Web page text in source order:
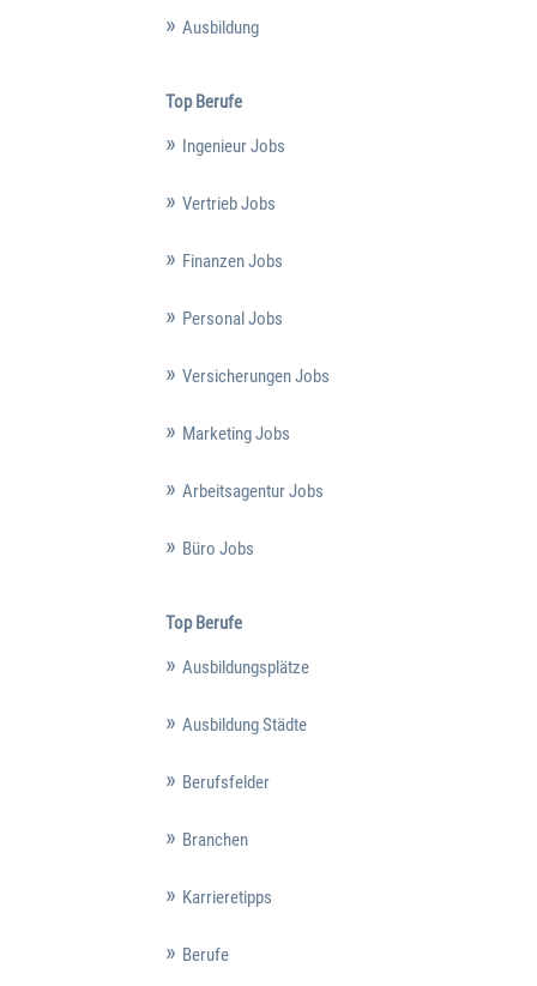
Ausbildung
Top Berufe
Ingenieur Jobs
Vertrieb Jobs
Finanzen Jobs
Personal Jobs
Versicherungen Jobs
Marketing Jobs
Arbeitsagentur Jobs
Büro Jobs
Top Berufe
Ausbildungsplätze
Ausbildung Städte
Berufsfelder
Branchen
Karrieretipps
Berufe